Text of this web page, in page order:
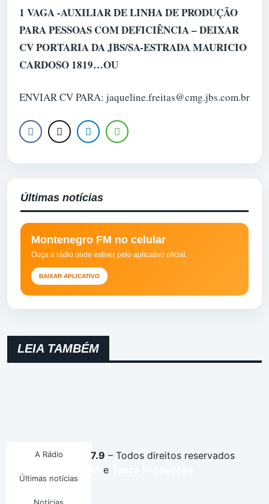
1 VAGA -AUXILIAR DE LINHA DE PRODUÇÃO
PARA PESSOAS COM DEFICIÊNCIA – DEIXAR
CV PORTARIA DA JBS/SA-ESTRADA MAURICIO
CARDOSO 1819…OU
ENVIAR CV PARA: jaqueline.freitas@cmg.jbs.com.br
Últimas notícias
Montenegro FM no celular
Ouça a rádio onde estiver pelo aplicativo oficial.
BAIXAR APLICATIVO
LEIA TAMBÉM
A Rádio
Últimas notícias
Montenegro FM 87.9 – Todos direitos reservados
e